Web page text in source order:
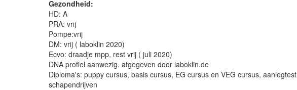
Gezondheid:
HD: A
PRA: vrij
Pompe:vrij
DM: vrij ( laboklin 2020)­
Ecvo: draadje mpp, rest vrij ( juli 2020)
DNA profiel aanwezig. afgegeven door laboklin.de
Diploma's: puppy cursus, basis cursus, EG cursus en VEG cursus, aanlegtest
schapendrijven